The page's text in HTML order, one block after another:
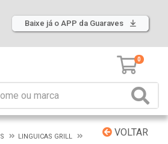
Baixe já o APP da Guaraves
0
VOLTAR
LINGUICAS GRILL